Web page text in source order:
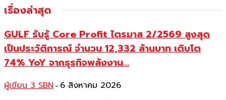
เรื่องล่าสุด
GULF รับรู้ Core Profit ไตรมาส 2/2569 สูงสุด
เป็นประวัติการณ์ จำนวน 12,332 ล้านบาท เติบโต
74% YoY จากธุรกิจพลังงาน...
ผู้เขียน 3 SBN - 6 สิงหาคม 2026